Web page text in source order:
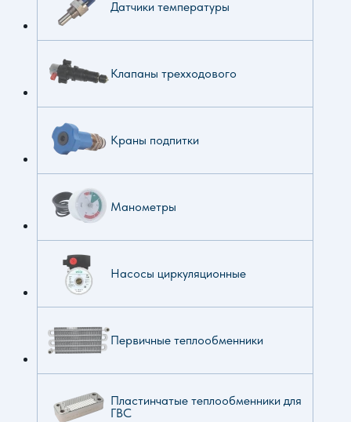
Датчики температуры
Клапаны трехходового
Краны подпитки
Манометры
Насосы циркуляционные
Первичные теплообменники
Пластинчатые теплообменники для
ГВС